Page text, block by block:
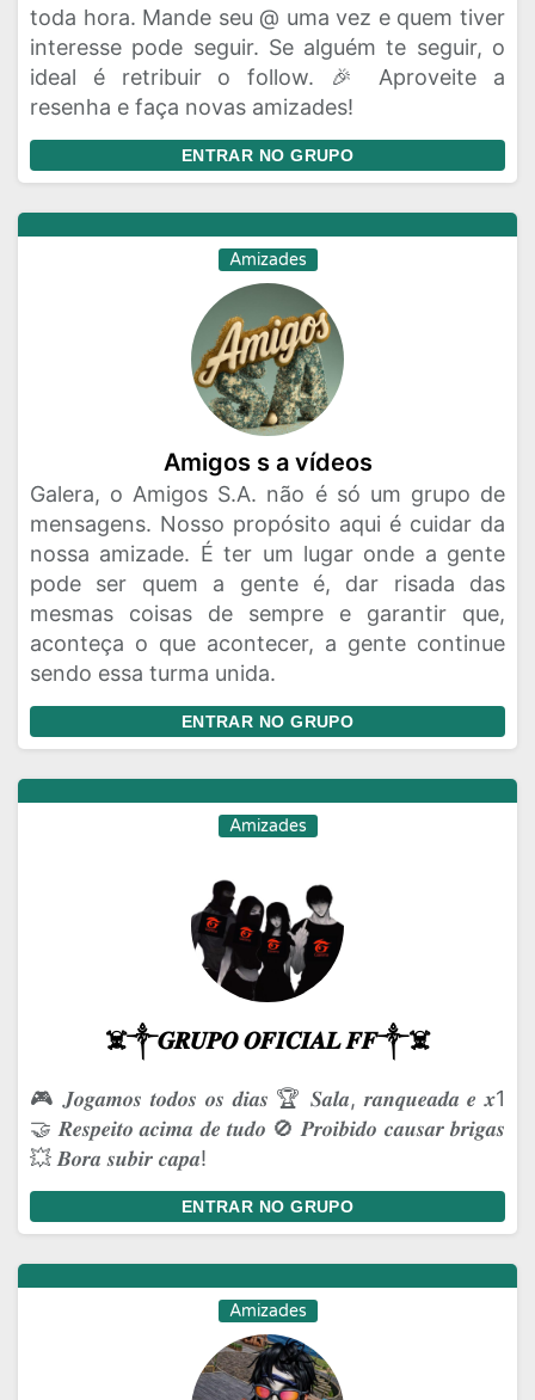
toda hora. Mande seu @ uma vez e quem tiver
interesse pode seguir. Se alguém te seguir, o
ideal é retribuir o follow. 🎉 Aproveite a
resenha e faça novas amizades!
ENTRAR NO GRUPO
Amizades
Amigos s a vídeos
Galera, o Amigos S.A. não é só um grupo de
mensagens. Nosso propósito aqui é cuidar da
nossa amizade. É ter um lugar onde a gente
pode ser quem a gente é, dar risada das
mesmas coisas de sempre e garantir que,
aconteça o que acontecer, a gente continue
sendo essa turma unida.
ENTRAR NO GRUPO
Amizades
☠️༒𝑮𝑹𝑼𝑷𝑶 𝑶𝑭𝑰𝑪𝑰𝑨𝑳 𝑭𝑭༒☠️
🎮 𝑱𝒐𝒈𝒂𝒎𝒐𝒔 𝒕𝒐𝒅𝒐𝒔 𝒐𝒔 𝒅𝒊𝒂𝒔 🏆 𝑺𝒂𝒍𝒂, 𝒓𝒂𝒏𝒒𝒖𝒆𝒂𝒅𝒂 𝒆 𝒙1
🤝 𝑹𝒆𝒔𝒑𝒆𝒊𝒕𝒐 𝒂𝒄𝒊𝒎𝒂 𝒅𝒆 𝒕𝒖𝒅𝒐 🚫 𝑷𝒓𝒐𝒊𝒃𝒊𝒅𝒐 𝒄𝒂𝒖𝒔𝒂𝒓 𝒃𝒓𝒊𝒈𝒂𝒔
💥 𝑩𝒐𝒓𝒂 𝒔𝒖𝒃𝒊𝒓 𝒄𝒂𝒑𝒂!
ENTRAR NO GRUPO
Amizades